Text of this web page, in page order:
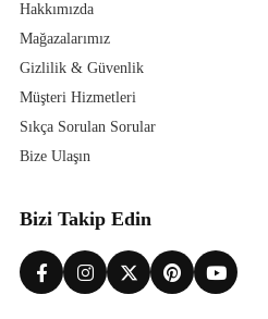
Hakkımızda
Mağazalarımız
Gizlilik & Güvenlik
Müşteri Hizmetleri
Sıkça Sorulan Sorular
Bize Ulaşın
Bizi Takip Edin